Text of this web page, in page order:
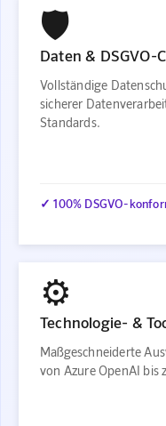
🛡️
Daten & DSGVO-
Vollständige
sicherer
Standards.
✓ 100% DSGVO-
⚙️
Technologie- &
Maßgeschneiderte
von Azure OpenAI bis